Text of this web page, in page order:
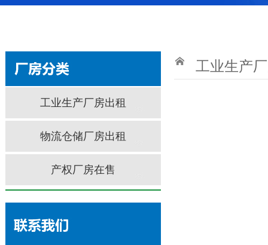
工业生产厂房出租
物流仓储厂房出租
产权厂房在售
工业生产